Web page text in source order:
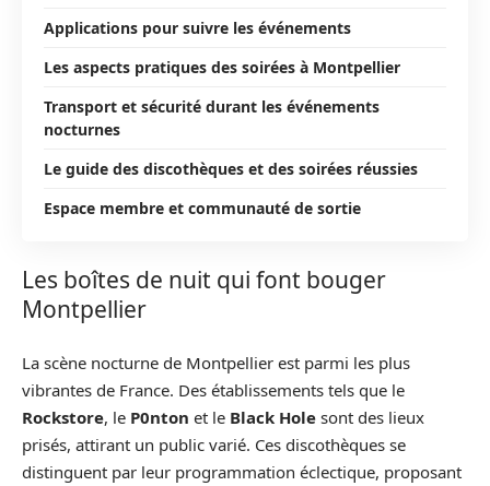
Applications pour suivre les événements
Les aspects pratiques des soirées à Montpellier
Transport et sécurité durant les événements
nocturnes
Le guide des discothèques et des soirées réussies
Espace membre et communauté de sortie
Les boîtes de nuit qui font bouger
Montpellier
La scène nocturne de Montpellier est parmi les plus
vibrantes de France. Des établissements tels que le
Rockstore, le P0nton et le Black Hole sont des lieux
prisés, attirant un public varié. Ces discothèques se
distinguent par leur programmation éclectique, proposant